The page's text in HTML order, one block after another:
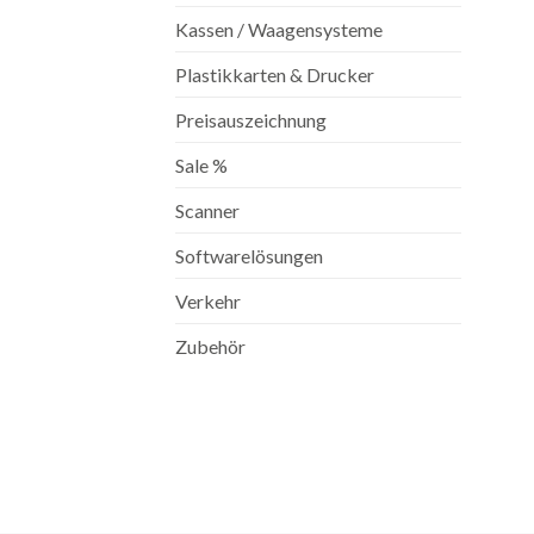
Kassen / Waagensysteme
Plastikkarten & Drucker
Preisauszeichnung
Sale %
Scanner
Softwarelösungen
Verkehr
Zubehör